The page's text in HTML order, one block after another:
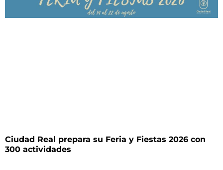
Ciudad Real prepara su Feria y Fiestas 2026 con
300 actividades